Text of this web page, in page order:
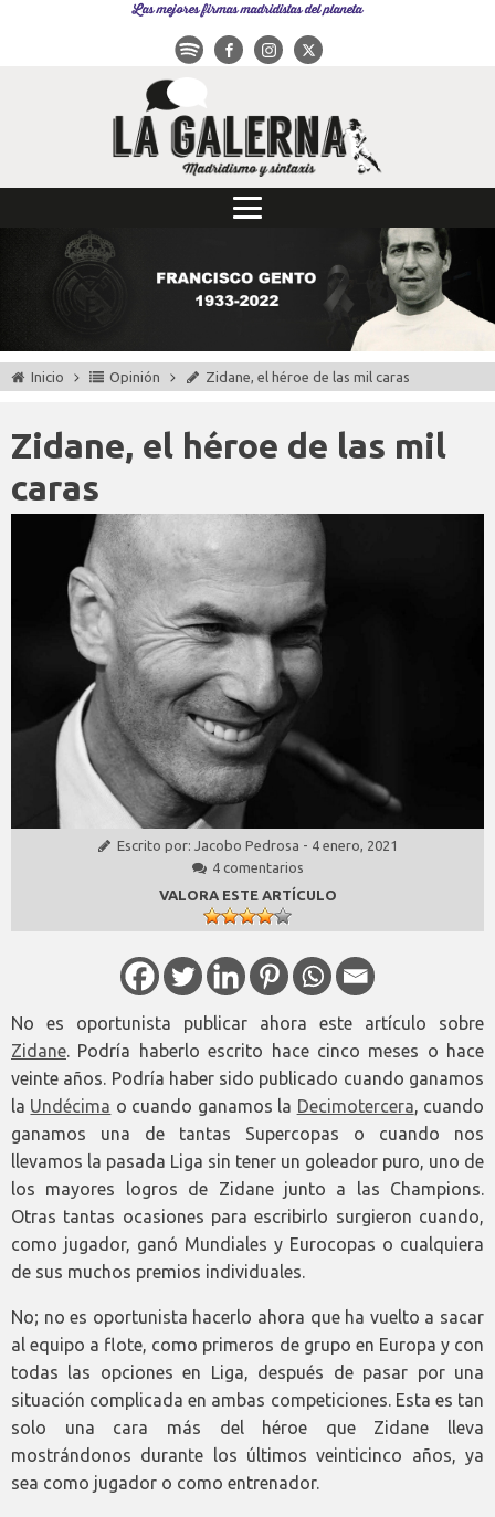
Las mejores firmas madridistas del planeta
Inicio Opinión Zidane, el héroe de las mil caras
Zidane, el héroe de las mil
caras
Escrito por: Jacobo Pedrosa - 4 enero, 2021
4 comentarios
VALORA ESTE ARTÍCULO
No es oportunista publicar ahora este artículo sobre
Zidane. Podría haberlo escrito hace cinco meses o hace
veinte años. Podría haber sido publicado cuando ganamos
la Undécima o cuando ganamos la Decimotercera, cuando
ganamos una de tantas Supercopas o cuando nos
llevamos la pasada Liga sin tener un goleador puro, uno de
los mayores logros de Zidane junto a las Champions.
Otras tantas ocasiones para escribirlo surgieron cuando,
como jugador, ganó Mundiales y Eurocopas o cualquiera
de sus muchos premios individuales.
No; no es oportunista hacerlo ahora que ha vuelto a sacar
al equipo a flote, como primeros de grupo en Europa y con
todas las opciones en Liga, después de pasar por una
situación complicada en ambas competiciones. Esta es tan
solo una cara más del héroe que Zidane lleva
mostrándonos durante los últimos veinticinco años, ya
sea como jugador o como entrenador.